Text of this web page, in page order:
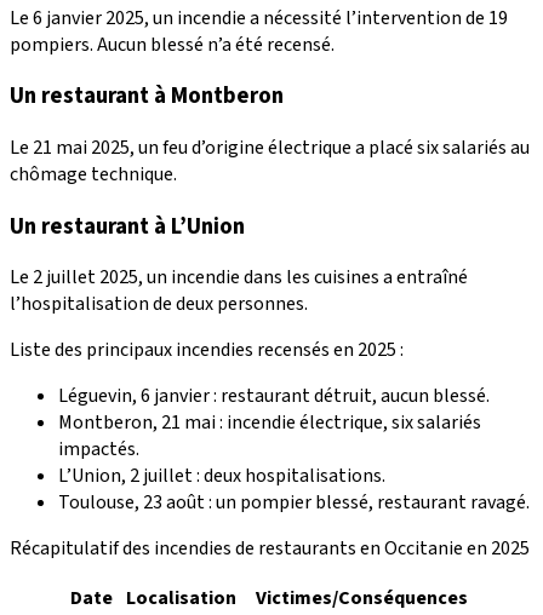
Le 6 janvier 2025, un incendie a nécessité l’intervention de 19
pompiers. Aucun blessé n’a été recensé.
Un restaurant à Montberon
Le 21 mai 2025, un feu d’origine électrique a placé six salariés au
chômage technique.
Un restaurant à L’Union
Le 2 juillet 2025, un incendie dans les cuisines a entraîné
l’hospitalisation de deux personnes.
Liste des principaux incendies recensés en 2025 :
Léguevin, 6 janvier : restaurant détruit, aucun blessé.
Montberon, 21 mai : incendie électrique, six salariés
impactés.
L’Union, 2 juillet : deux hospitalisations.
Toulouse, 23 août : un pompier blessé, restaurant ravagé.
Récapitulatif des incendies de restaurants en Occitanie en 2025
Date Localisation
Victimes/Conséquences